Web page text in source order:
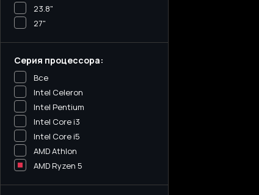
23.8"
27"
Серия процессора:
Все
Intel Celeron
Intel Pentium
Intel Core i3
Intel Core i5
AMD Athlon
AMD Ryzen 5